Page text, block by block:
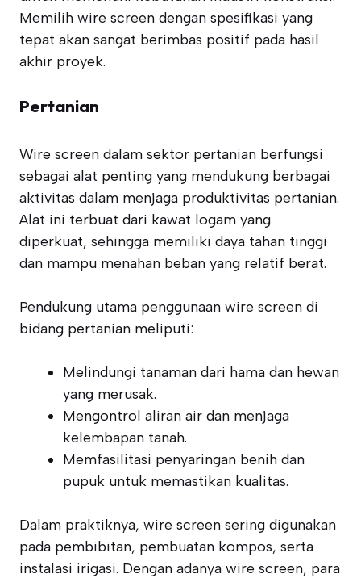
Memilih wire screen dengan spesifikasi yang
tepat akan sangat berimbas positif pada hasil
akhir proyek.
Pertanian
Wire screen dalam sektor pertanian berfungsi
sebagai alat penting yang mendukung berbagai
aktivitas dalam menjaga produktivitas pertanian.
Alat ini terbuat dari kawat logam yang
diperkuat, sehingga memiliki daya tahan tinggi
dan mampu menahan beban yang relatif berat.
Pendukung utama penggunaan wire screen di
bidang pertanian meliputi:
Melindungi tanaman dari hama dan hewan
yang merusak.
Mengontrol aliran air dan menjaga
kelembapan tanah.
Memfasilitasi penyaringan benih dan
pupuk untuk memastikan kualitas.
Dalam praktiknya, wire screen sering digunakan
pada pembibitan, pembuatan kompos, serta
instalasi irigasi. Dengan adanya wire screen, para